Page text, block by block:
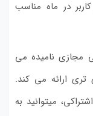
در ماه مناسب
مجازی نامیده می
ارائه می کند.
میتوانید به